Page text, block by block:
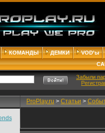
КОМАНДЫ ДЕМКИ
VOD'ы
Забыли
ProPlay.ru > Статьи >